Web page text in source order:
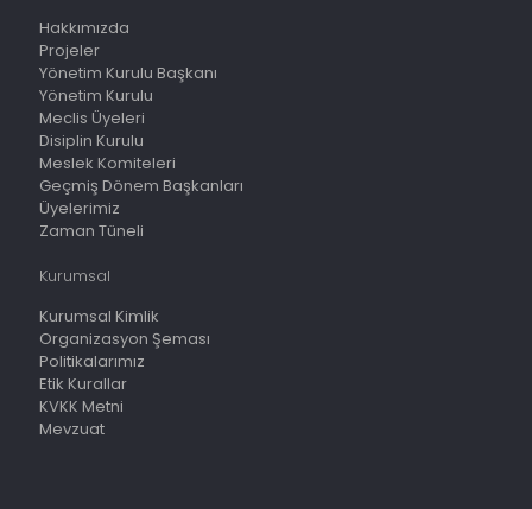
Hakkımızda
Projeler
Yönetim Kurulu Başkanı
Yönetim Kurulu
Meclis Üyeleri
Disiplin Kurulu
Meslek Komiteleri
Geçmiş Dönem Başkanları
Üyelerimiz
Zaman Tüneli
Kurumsal
Kurumsal Kimlik
Organizasyon Şeması
Politikalarımız
Etik Kurallar
KVKK Metni
Mevzuat